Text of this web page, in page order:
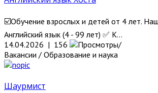
☑️Обучение взрослых и детей от 4 лет.
Английский язык (4 - 99 лет) ✅ К...
14.04.2026 | 156
Вакансии / Образование и наука
Шаурмист